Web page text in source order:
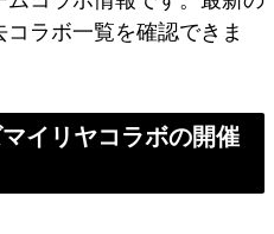
ラボ一覧を確認できま
イリヤコラボの開催